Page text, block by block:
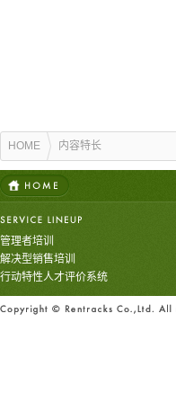
HOME 内容特长
管理者培训
解决型销售培训
行动特性人才评价系统